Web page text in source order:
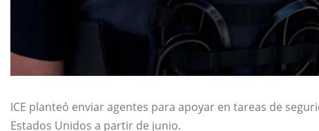
ICE planteó enviar agentes para apoyar en tareas de
Estados Unidos a partir de junio.